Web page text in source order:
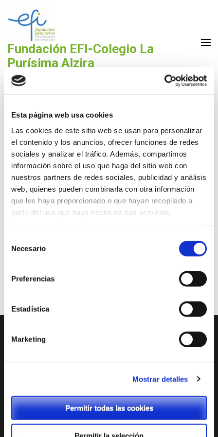
Esta página web usa cookies
Las cookies de este sitio web se usan para personalizar
el contenido y los anuncios, ofrecer funciones de redes
sociales y analizar el tráfico. Además, compartimos
información sobre el uso que haga del sitio web con
nuestros partners de redes sociales, publicidad y análisis
web, quienes pueden combinarla con otra información
que les haya proporcionado o que hayan recopilado a
partir del uso que haya hecho de sus servicios.
Necesario
Preferencias
Estadística
Marketing
Mostrar detalles
Permitir todas las cookies
contenido
(presiona
Intro)
Fundación EFI-Colegio La
Purísima Alzira
Fundación Educativa Franciscanas de la Inmaculada
Proyectos de Innovación
Educativa
Convocatoria 2025
Tienda Chromebooks 2026-2027
Menú comedor mayo
Menú comedor abril